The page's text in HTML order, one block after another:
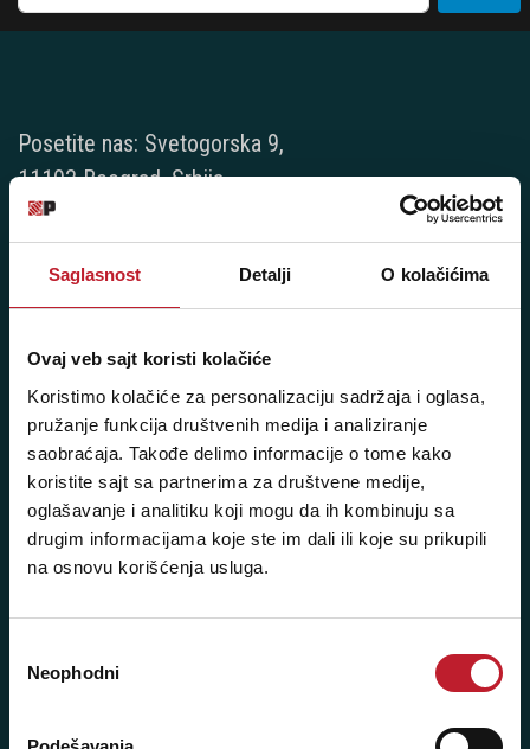
Saglasnost Detalji O kolačićima
Ovaj veb sajt koristi kolačiće
Koristimo kolačiće za personalizaciju sadržaja i oglasa,
pružanje funkcija društvenih medija i analiziranje
saobraćaja. Takođe delimo informacije o tome kako
koristite sajt sa partnerima za društvene medije,
oglašavanje i analitiku koji mogu da ih kombinuju sa
drugim informacijama koje ste im dali ili koje su prikupili
na osnovu korišćenja usluga.
сагласности
Neophodni
Posetite nas: Svetogorska 9,
11103 Beograd, Srbija
Pišite nam: info@player.rs
Pozovite nas: +381 11 33-47-615
Sms/Viber/WhatsApp
NAŠE PRODAVNICE
Beograd - Svetogorska 9
Telefoni:
+381 11 3347 442